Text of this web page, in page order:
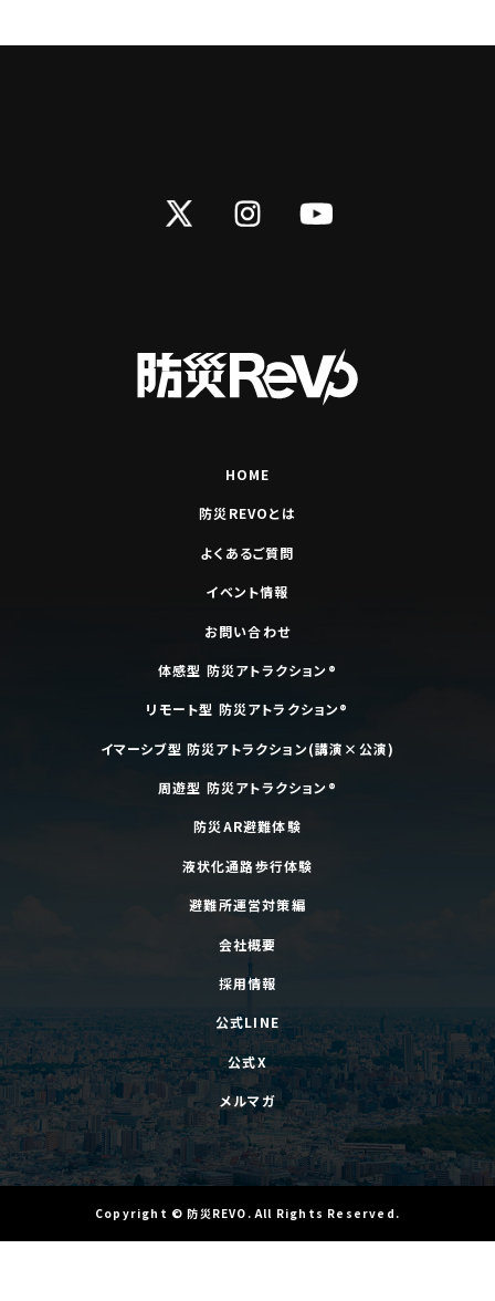
InstagramYouTube
HOME
防災REVOとは
よくあるご質問
イベント情報
お問い合わせ
体感型 防災アトラクション®
リモート型 防災アトラクション®
イマーシブ型 防災アトラクション(講演×公演)
周遊型 防災アトラクション®
防災AR避難体験
液状化通路歩行体験
避難所運営対策編
会社概要
採用情報
公式LINE
公式X
メルマガ
Copyright ©防災REVO . All Rights Reserved.